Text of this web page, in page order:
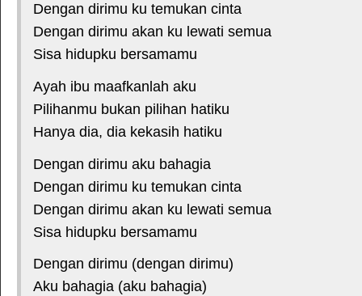
Dengan dirimu ku temukan cinta
Dengan dirimu akan ku lewati semua
Sisa hidupku bersamamu
Ayah ibu maafkanlah aku
Pilihanmu bukan pilihan hatiku
Hanya dia, dia kekasih hatiku
Dengan dirimu aku bahagia
Dengan dirimu ku temukan cinta
Dengan dirimu akan ku lewati semua
Sisa hidupku bersamamu
Dengan dirimu (dengan dirimu)
Aku bahagia (aku bahagia)